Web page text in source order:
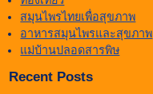
สมุนไพรไทยเพื่อสุขภาพ
อาหารสมุนไพรและสุขภาพ
แม่บ้านปลอดสารพิษ
Recent Posts